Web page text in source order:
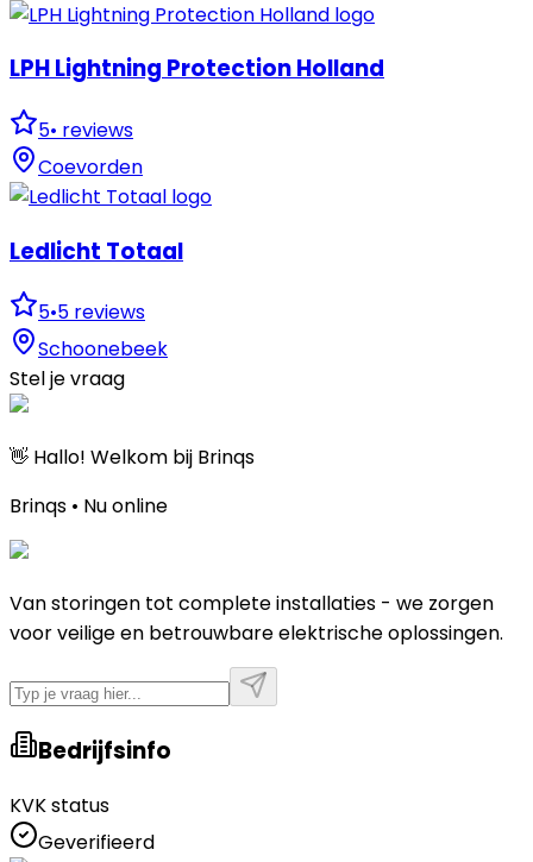
LPH Lightning Protection Holland
5• reviews
Coevorden
Ledlicht Totaal
5•5 reviews
Schoonebeek
Stel je vraag
👋 Hallo! Welkom bij Brinqs
Brinqs • Nu online
Van storingen tot complete installaties - we zorgen
voor veilige en betrouwbare elektrische oplossingen.
Bedrijfsinfo
KVK status
Geverifieerd